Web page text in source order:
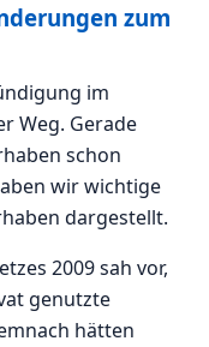
zum
im
Weg. Gerade
schon
wir wichtige
dargestellt.
2009 sah vor,
genutzte
hätten